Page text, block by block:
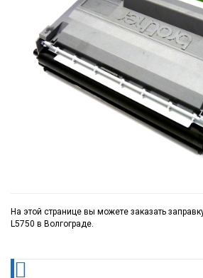
На этой странице вы можете заказать
L5750 в Волгограде.